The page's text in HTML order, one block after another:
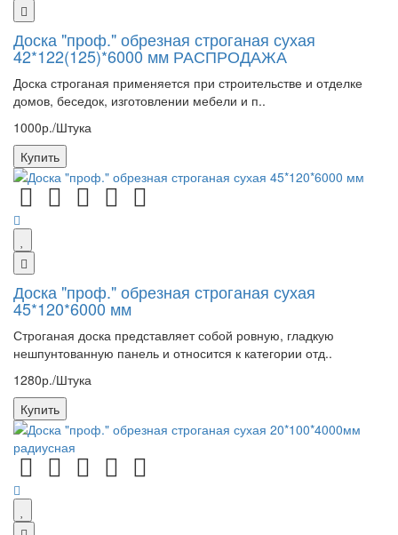
Доска "проф." обрезная строганая сухая
42*122(125)*6000 мм РАСПРОДАЖА
Доска строганая применяется при строительстве и отделке
домов, беседок, изготовлении мебели и п..
1000р./Штука
Купить
Доска "проф." обрезная строганая сухая
45*120*6000 мм
Строганая доска представляет собой ровную, гладкую
нешпунтованную панель и относится к категории отд..
1280р./Штука
Купить